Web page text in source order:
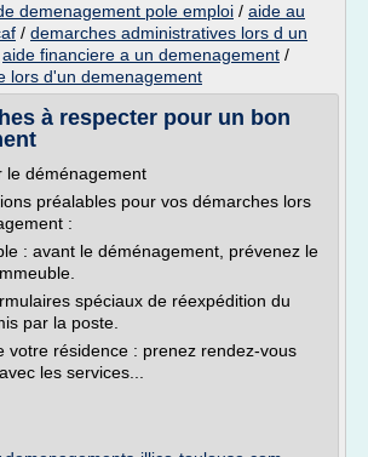
demenagement pole emploi / aide au
/ demarches administratives lors d un
aide financiere a un demenagement /
lors d'un demenagement
à respecter pour un bon
le déménagement
préalables pour vos démarches lors
:
: avant le déménagement, prévenez le
spéciaux de réexpédition du
par la poste.
votre résidence : prenez rendez-vous
les services...